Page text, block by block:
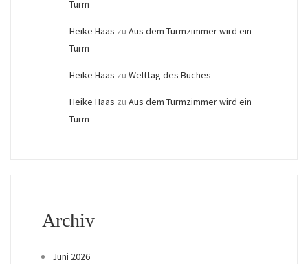
Turm
Heike Haas zu Aus dem Turmzimmer wird ein
Turm
Heike Haas zu Welttag des Buches
Heike Haas zu Aus dem Turmzimmer wird ein
Turm
Archiv
Juni 2026